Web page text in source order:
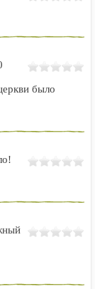
было